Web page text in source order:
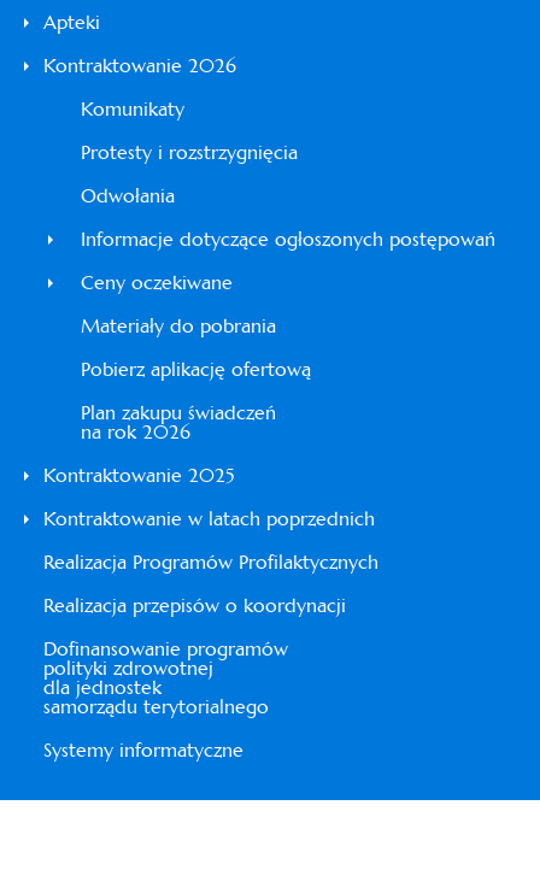
Apteki
Kontraktowanie 2026
Komunikaty
Protesty i rozstrzygnięcia
Odwołania
Informacje dotyczące ogłoszonych postępowań
Ceny oczekiwane
Materiały do pobrania
Pobierz aplikację ofertową
Plan zakupu świadczeń
na rok 2026
Kontraktowanie 2025
Kontraktowanie w latach poprzednich
Realizacja Programów Profilaktycznych
Realizacja przepisów o koordynacji
Dofinansowanie programów
polityki zdrowotnej
dla jednostek
samorządu terytorialnego
Systemy informatyczne